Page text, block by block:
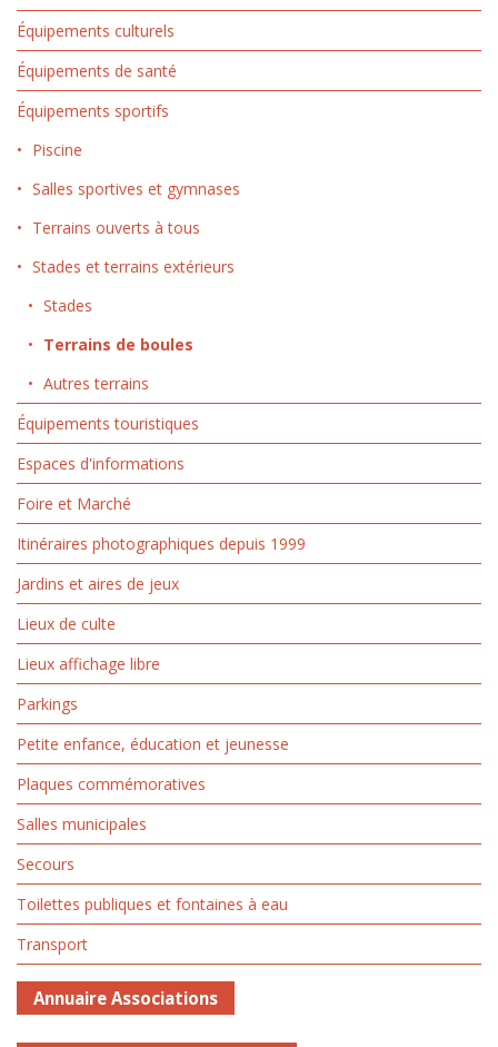
Équipements culturels
Équipements de santé
Équipements sportifs
Piscine
Salles sportives et gymnases
Terrains ouverts à tous
Stades et terrains extérieurs
Stades
Terrains de boules
Autres terrains
Équipements touristiques
Espaces d'informations
Foire et Marché
Itinéraires photographiques depuis 1999
Jardins et aires de jeux
Lieux de culte
Lieux affichage libre
Parkings
Petite enfance, éducation et jeunesse
Plaques commémoratives
Salles municipales
Secours
Toilettes publiques et fontaines à eau
Transport
Annuaire Associations